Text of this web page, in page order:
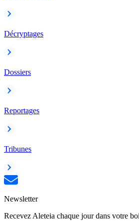
Décryptages
Dossiers
Reportages
Tribunes
Newsletter
Recevez Aleteia chaque jour dans votre